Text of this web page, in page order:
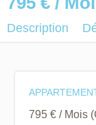
Description
795 € / Mois